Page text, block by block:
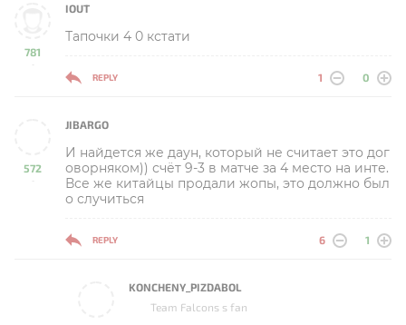
781
-
IOUT
Тапочки 4 0 кстати
REPLY 1 0
572
-
JIBARGO
И найдется же даун, который не считает это дог
оворняком)) счёт 9-3 в матче за 4 место на инте.
Все же китайцы продали жопы, это должно был
о случиться
REPLY 6 1
KONCHENY_PIZDABOL
Team Falcons s fan